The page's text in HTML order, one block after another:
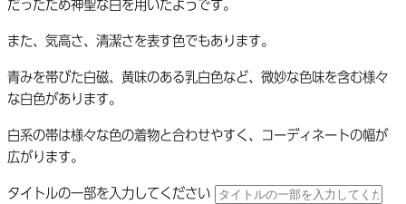
だったため神聖な白を用いたようです。
また、気高さ、清潔さを表す色でもあります。
青みを帯びた白磁、黄味のある乳白色など、微妙な色味を含む様々
な白色があります。
白系の帯は様々な色の着物と合わせやすく、コーディネートの幅が
広がります。
タイトルの一部を入力してください